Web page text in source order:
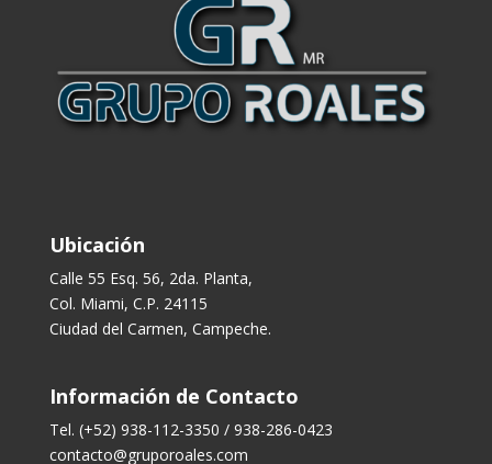
Ubicación
Calle 55 Esq. 56, 2da. Planta,
Col. Miami, C.P. 24115
Ciudad del Carmen, Campeche.
Información de Contacto
Tel. (+52) 938-112-3350 / 938-286-0423
contacto@gruporoales.com